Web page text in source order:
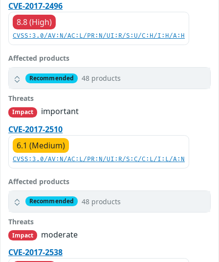
CVE-2017-2496
8.8 (High)
CVSS:3.0/AV:N/AC:L/PR:N/UI:R/S:U/C:H/I:H/A:H
Affected products
Recommended 48 products
Threats
Impact
important
CVE-2017-2510
6.1 (Medium)
CVSS:3.0/AV:N/AC:L/PR:N/UI:R/S:C/C:L/I:L/A:N
Affected products
Recommended 48 products
Threats
Impact
moderate
CVE-2017-2538